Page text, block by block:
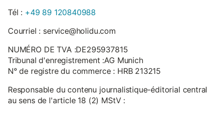
Tél : +49 89 120840988
Courriel : service@holidu.com
NUMÉRO DE TVA :DE295937815
Tribunal d'enregistrement :AG Munich
N° de registre du commerce : HRB 213215
Responsable du contenu journalistique-éditorial central
au sens de l'article 18 (2) MStV :